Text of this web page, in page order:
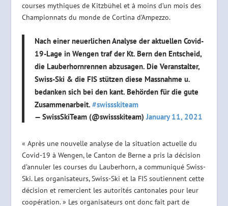
courses mythiques de Kitzbühel et à moins d’un mois des
Championnats du monde de Cortina d’Ampezzo.
Nach einer neuerlichen Analyse der aktuellen Covid-
19-Lage in Wengen traf der Kt. Bern den Entscheid,
die Lauberhornrennen abzusagen. Die Veranstalter,
Swiss-Ski & die FIS stützen diese Massnahme u.
bedanken sich bei den kant. Behörden für die gute
Zusammenarbeit. #swissskiteam
— SwissSkiTeam (@swissskiteam)January 11, 2021
« Après une nouvelle analyse de la situation actuelle du
Covid-19 à Wengen, le Canton de Berne a pris la décision
d’annuler les courses du Lauberhorn, a communiqué Swiss-
Ski. Les organisateurs, Swiss-Ski et la FIS soutiennent cette
décision et remercient les autorités cantonales pour leur
coopération. » Les organisateurs ont donc fait part de